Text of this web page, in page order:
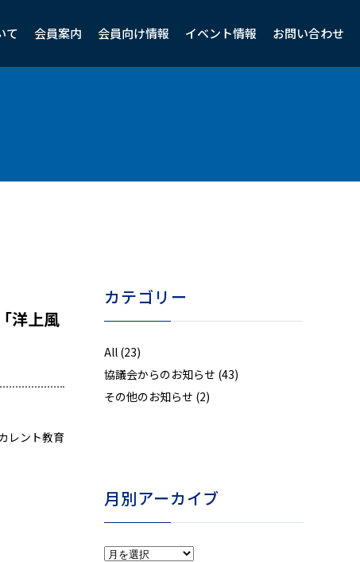
て 会員案内 会員向け情報 イベント情報 お問い合わせ
洋上風
レント教育
カテゴリー
All (23)
協議会からのお知らせ (43)
その他のお知らせ (2)
月別アーカイブ
月